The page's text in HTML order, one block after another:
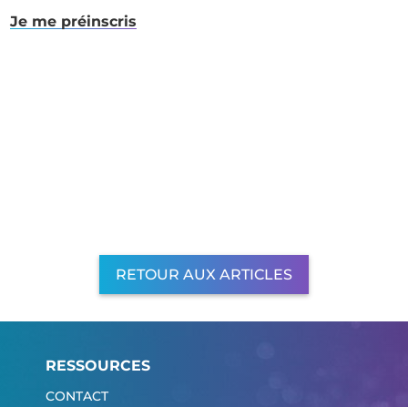
Je me préinscris
RETOUR AUX ARTICLES
RESSOURCES
CONTACT